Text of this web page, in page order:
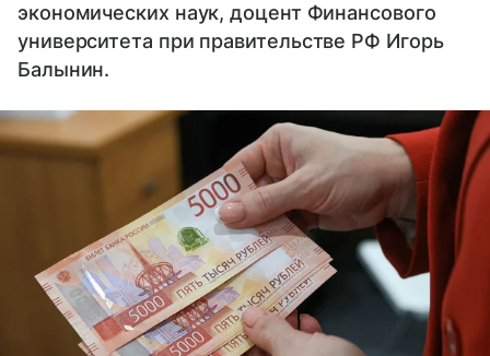
экономических наук, доцент Финансового
университета при правительстве РФ Игорь
Балынин.